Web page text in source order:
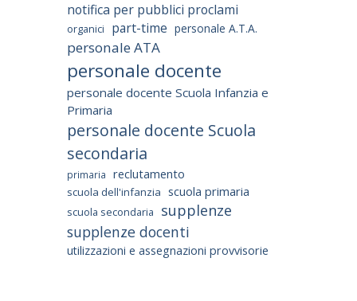
notifica per pubblici proclami
organici part-time personale A.T.A.
personale ATA
personale docente
personale docente Scuola Infanzia e
Primaria
personale docente Scuola
secondaria
primaria reclutamento
scuola dell'infanzia scuola primaria
scuola secondaria
supplenze
supplenze docenti
utilizzazioni e assegnazioni provvisorie